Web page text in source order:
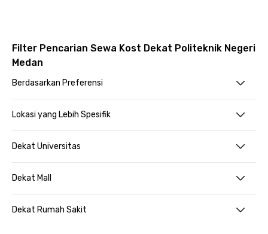
Filter Pencarian Sewa Kost Dekat Politeknik Negeri
Medan
Berdasarkan Preferensi
Lokasi yang Lebih Spesifik
Dekat Universitas
Dekat Mall
Dekat Rumah Sakit